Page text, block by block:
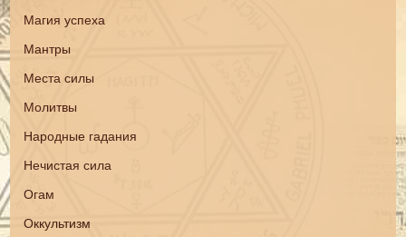
Магия успеха
Мантры
Места силы
Молитвы
Народные гадания
Нечистая сила
Огам
Оккультизм